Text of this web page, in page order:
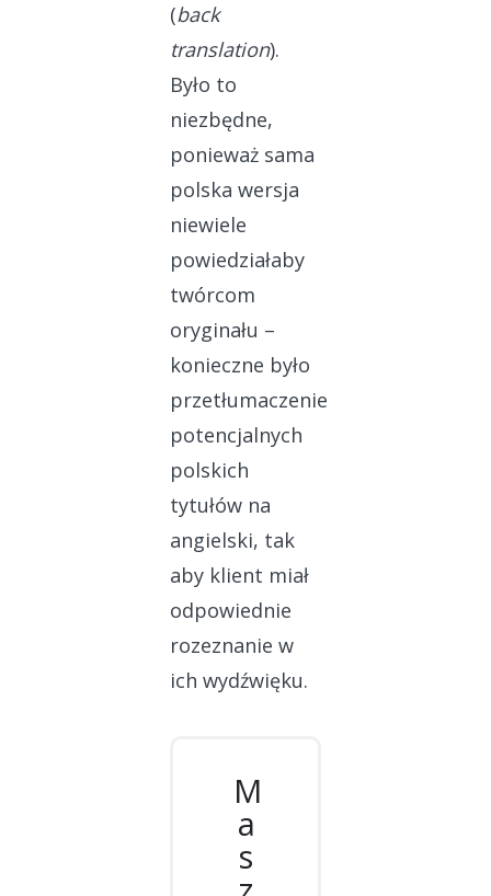
(back
translation).
Było to
niezbędne,
ponieważ sama
polska wersja
niewiele
powiedziałaby
twórcom
oryginału –
konieczne było
przetłumaczenie
potencjalnych
polskich
tytułów na
angielski, tak
aby klient miał
odpowiednie
rozeznanie w
ich wydźwięku.
M
a
s